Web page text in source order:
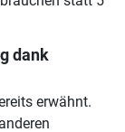
dank
erwähnt.